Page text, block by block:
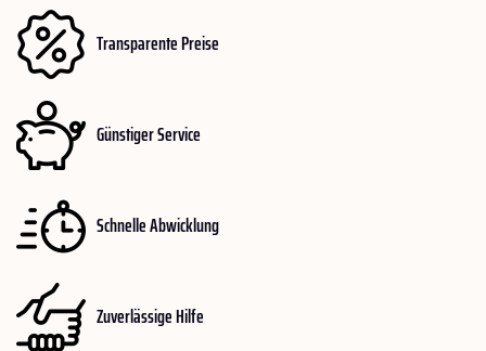
Transparente Preise
Günstiger Service
Schnelle Abwicklung
Zuverlässige Hilfe